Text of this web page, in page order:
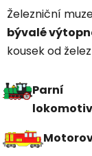
Železniční
bývalé
kousek od
Parní